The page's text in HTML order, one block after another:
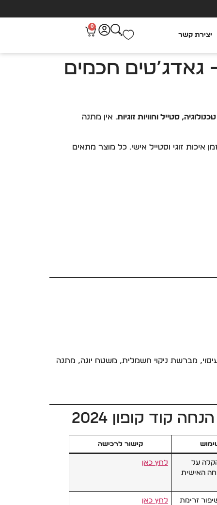
יצירת קשר
0
ראש השנה הכי מומלצות לנשים 2025 – גאדג’טים חכמים
טכנולוגיה, סטייל וחוויות זוגיות. אין מתנה
איכות זוגי וסטייל אישי. כל מוצר מתאים
ראש השנה 2025, אוזניות תרגום, אקדח עיסוי, מברשת ניקוי חשמלית, משטח יוגה, מתנה
קישור לרכישה
על
האישית
לחץ כאן
זרימת
לחץ כאן